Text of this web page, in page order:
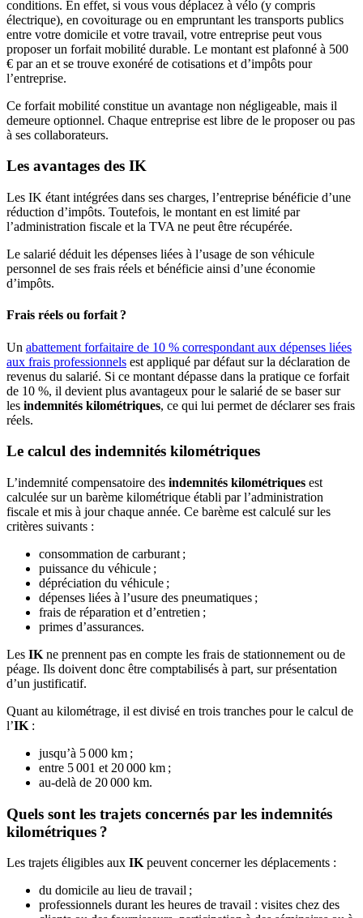
conditions. En effet, si vous vous déplacez à vélo (y compris
électrique), en covoiturage ou en empruntant les transports publics
entre votre domicile et votre travail, votre entreprise peut vous
proposer un forfait mobilité durable. Le montant est plafonné à 500
€ par an et se trouve exonéré de cotisations et d’impôts pour
l’entreprise.
Ce forfait mobilité constitue un avantage non négligeable, mais il
demeure optionnel. Chaque entreprise est libre de le proposer ou pas
à ses collaborateurs.
Les avantages des IK
Les IK étant intégrées dans ses charges, l’entreprise bénéficie d’une
réduction d’impôts. Toutefois, le montant en est limité par
l’administration fiscale et la TVA ne peut être récupérée.
Le salarié déduit les dépenses liées à l’usage de son véhicule
personnel de ses frais réels et bénéficie ainsi d’une économie
d’impôts.
Frais réels ou forfait ?
Un abattement forfaitaire de 10 % correspondant aux dépenses liées
aux frais professionnels est appliqué par défaut sur la déclaration de
revenus du salarié. Si ce montant dépasse dans la pratique ce forfait
de 10 %, il devient plus avantageux pour le salarié de se baser sur
les indemnités kilométriques, ce qui lui permet de déclarer ses frais
réels.
Le calcul des indemnités kilométriques
L’indemnité compensatoire des indemnités kilométriques est
calculée sur un barème kilométrique établi par l’administration
fiscale et mis à jour chaque année. Ce barème est calculé sur les
critères suivants :
consommation de carburant ;
puissance du véhicule ;
dépréciation du véhicule ;
dépenses liées à l’usure des pneumatiques ;
frais de réparation et d’entretien ;
primes d’assurances.
Les IK ne prennent pas en compte les frais de stationnement ou de
péage. Ils doivent donc être comptabilisés à part, sur présentation
d’un justificatif.
Quant au kilométrage, il est divisé en trois tranches pour le calcul de
l’IK :
jusqu’à 5 000 km ;
entre 5 001 et 20 000 km ;
au-delà de 20 000 km.
Quels sont les trajets concernés par les indemnités
kilométriques ?
Les trajets éligibles aux IKpeuvent concerner les déplacements :
du domicile au lieu de travail ;
professionnels durant les heures de travail : visites chez des